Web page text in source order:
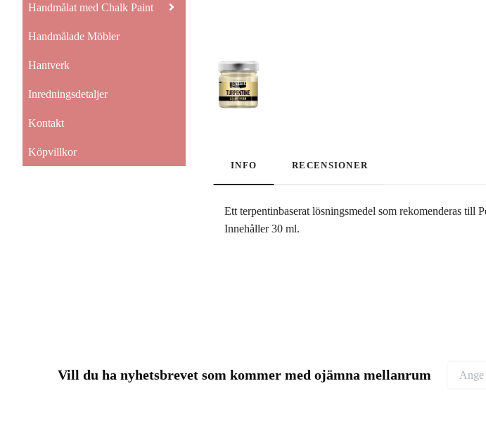
Handmålat med Chalk Paint
Handmålade Möbler
Hantverk
Inredningsdetaljer
Kontakt
Köpvillkor
INFO RECENSIONER
Ett terpentinbaserat lösningsmedel som rekomenderas till
Innehåller 30 ml.
Vill du ha nyhetsbrevet som kommer med ojämna mellanrum